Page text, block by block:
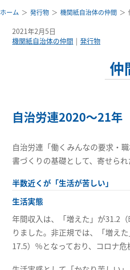
ホーム 発行物 機関紙自治体の仲間
2021年2月5日
機関紙自治体の仲間
発行物
仲
自治労連2020～21
自治労連「働くみんなの要求・
書づくりの基礎として、寄せら
半数近くが「生活が苦しい」
生活実態
年間収入は、「増えた」が31.2
りました。非正規では、「増え
17.5）％となっており、コロナ危